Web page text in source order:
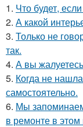
1. Что будет,
2. А какой
3. Только не
так.
4. А вы
5. Когда не
самостоятельно.
6. Мы
в ремонте в этом